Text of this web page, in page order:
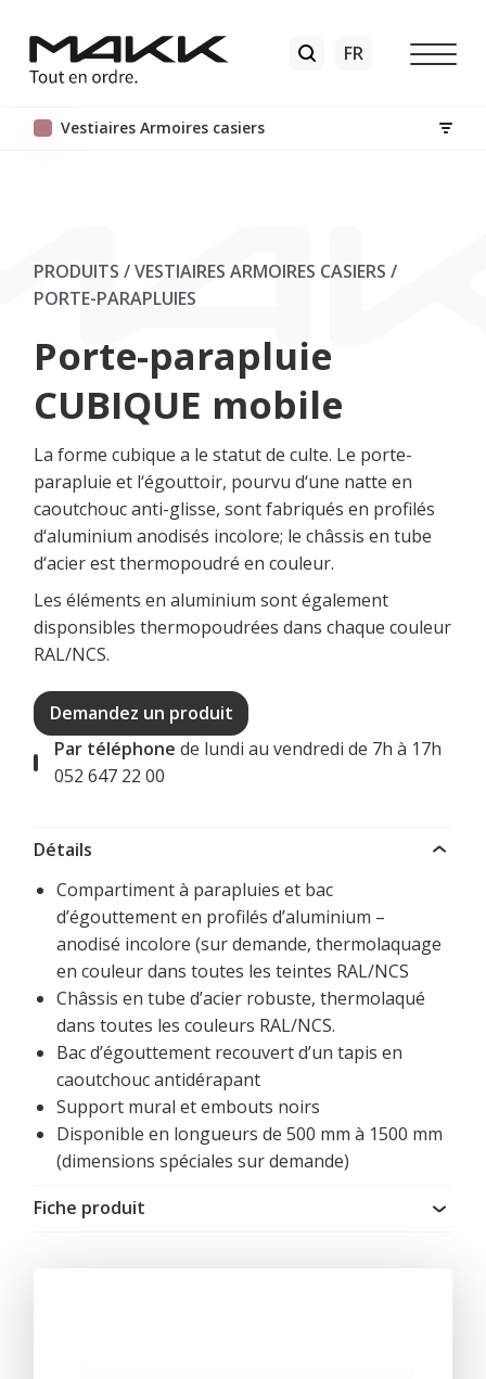
Vestiaires Armoires casiers
PRODUITS / VESTIAIRES ARMOIRES CASIERS /
PORTE-PARAPLUIES
Porte-parapluie
CUBIQUE mobile
La forme cubique a le statut de culte. Le porte-
parapluie et l‘égouttoir, pourvu d‘une natte en
caoutchouc anti-glisse, sont fabriqués en profilés
d‘aluminium anodisés incolore; le châssis en tube
d‘acier est thermopoudré en couleur.
Les éléments en aluminium sont également
disponsibles thermopoudrées dans chaque couleur
RAL/NCS.
Demandez un produit
Par téléphone de lundi au vendredi de 7h à 17h
052 647 22 00
Détails
Compartiment à parapluies et bac
d’égouttement en profilés d’aluminium –
anodisé incolore (sur demande, thermolaquage
en couleur dans toutes les teintes RAL/NCS
Châssis en tube d’acier robuste, thermolaqué
dans toutes les couleurs RAL/NCS.
Bac d’égouttement recouvert d’un tapis en
caoutchouc antidérapant
Support mural et embouts noirs
Disponible en longueurs de 500 mm à 1500 mm
(dimensions spéciales sur demande)
Fiche produit